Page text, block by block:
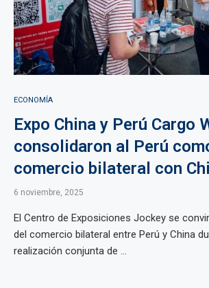
ECONOMÍA
Expo China y Perú Cargo
consolidaron al Perú
comercio bilateral con
6 noviembre, 2025
El Centro de Exposiciones Jockey se
del comercio bilateral entre Perú y China
realización conjunta de ...